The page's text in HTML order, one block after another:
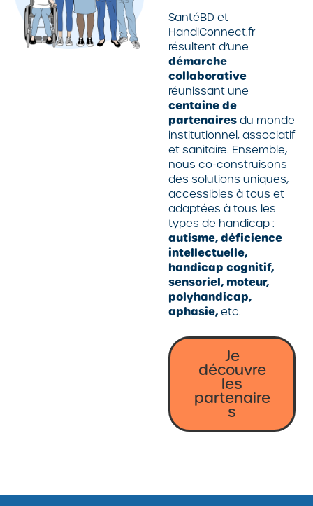
SantéBD et
HandiConnect.fr
résultent d’une
démarche
collaborative
réunissant une
centaine de
partenairesdu monde
institutionnel, associatif
et sanitaire. Ensemble,
nous co-construisons
des solutions uniques,
accessibles à tous et
adaptées à tous les
types de handicap :
autisme, déficience
intellectuelle,
handicap cognitif,
sensoriel, moteur,
polyhandicap,
aphasie,etc.
Je
découvre
les
partenaire
s